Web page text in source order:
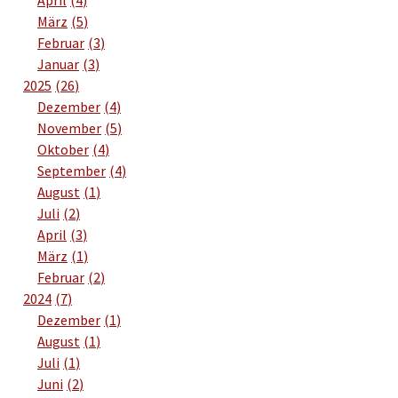
März 5
Februar 3
Januar 3
2025 26
Dezember 4
November 5
Oktober 4
September 4
August 1
Juli 2
April 3
März 1
Februar 2
2024 7
Dezember 1
August 1
Juli 1
Juni 2